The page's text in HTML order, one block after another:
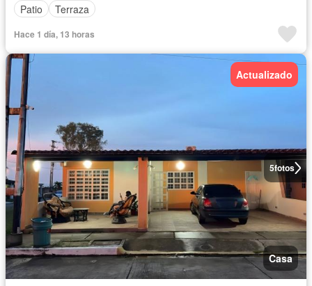
Patio
Terraza
Hace 1 día, 13 horas
5fotos
Actualizado
Casa